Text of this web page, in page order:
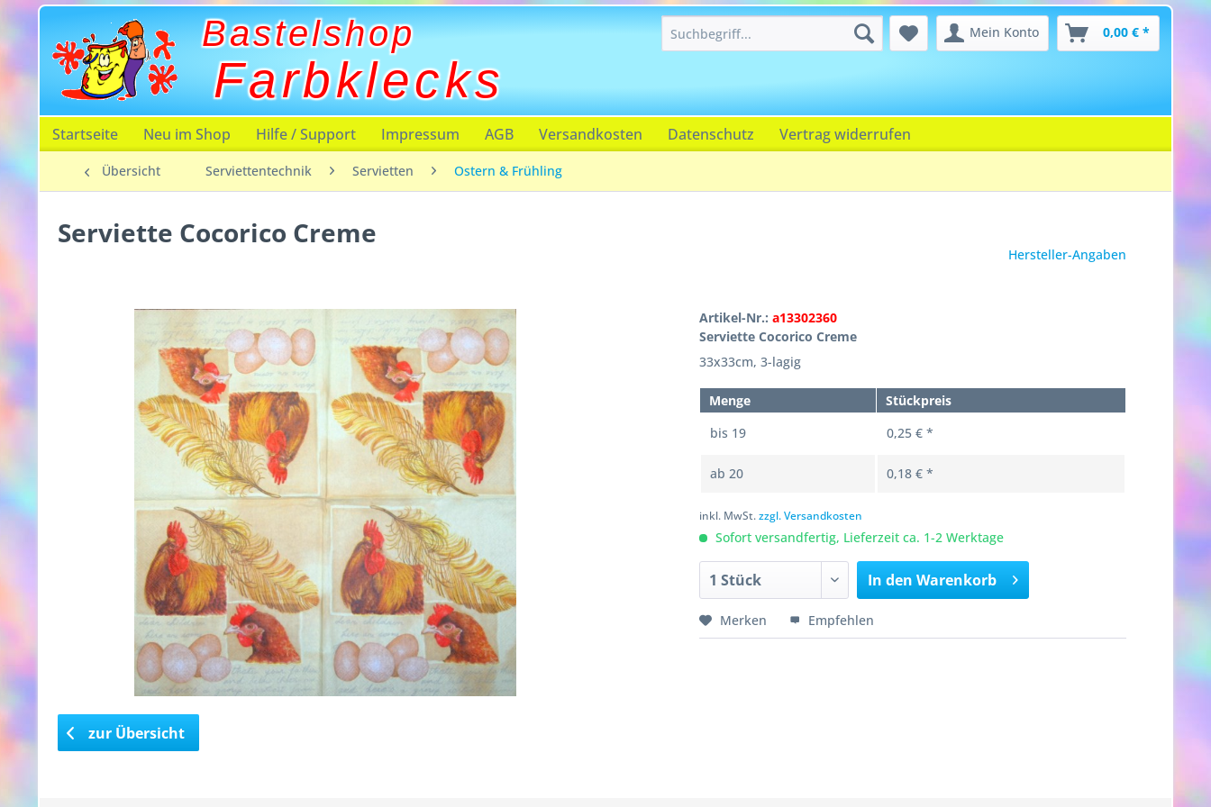
Bastelshop
Farbklecks
Mein Konto 0,00 € *
Startseite Neu im Shop Hilfe / Support Impressum AGB Versandkosten Datenschutz Vertrag widerrufen
Übersicht Serviettentechnik Servietten Ostern & Frühling
Serviette Cocorico Creme
Hersteller-Angaben
Artikel-Nr.: a13302360
Serviette Cocorico Creme
33x33cm, 3-lagig
Menge
Stückpreis
bis 19 0,25 € *
ab 20 0,18 € *
inkl. MwSt.zzgl. Versandkosten
Sofort versandfertig, Lieferzeit ca. 1-2 Werktage
In den Warenkorb
Merken Empfehlen
zur Übersicht